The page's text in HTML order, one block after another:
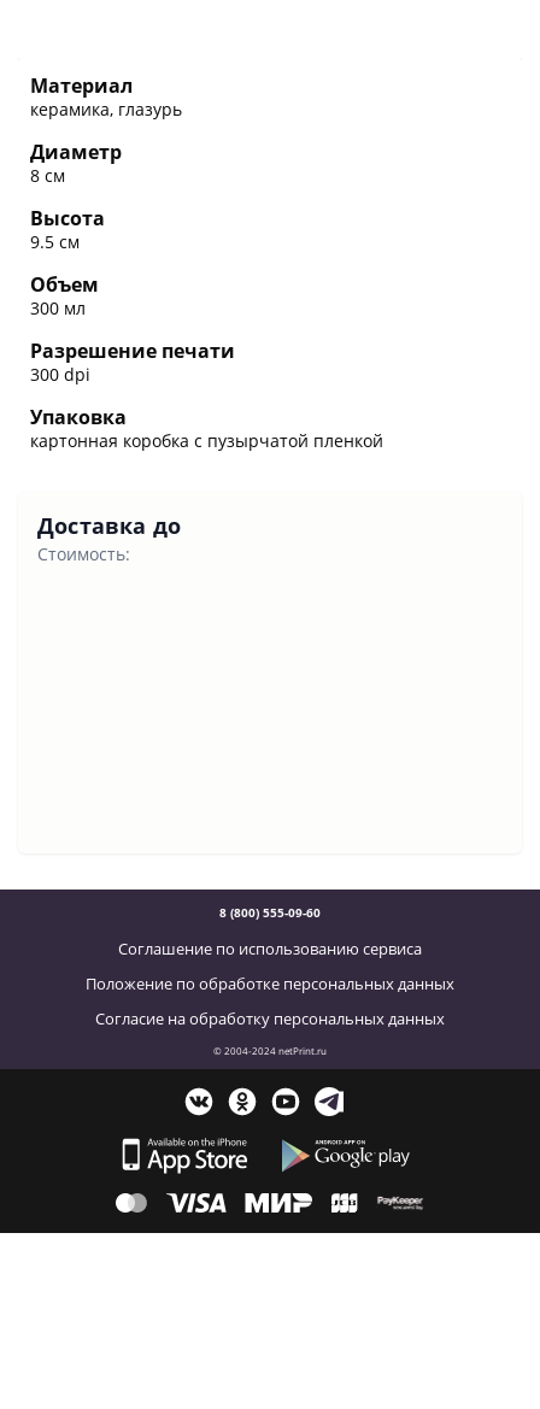
Материал
керамика, глазурь
Диаметр
8 см
Высота
9.5 см
Объем
300 мл
Разрешение печати
300 dpi
Упаковка
картонная коробка с пузырчатой пленкой
Доставка до
Стоимость:
8 (800) 555-09-60
Соглашение по использованию сервиса
Положение по обработке персональных данных
Согласие на обработку персональных данных
© 2004-2024 netPrint.ru